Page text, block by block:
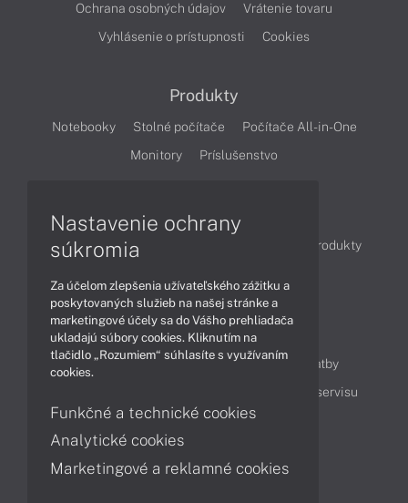
Ochrana osobných údajov
Vrátenie tovaru
Vyhlásenie o prístupnosti
Cookies
Produkty
Notebooky Stolné počítače
Počítače All-in-One
Monitory
Príslušenstvo
Články
Obchodné informácie
Produkty
Obsah
Ako nakupovať
Možnosti doručenia a platby
Cenník servisu
Kontakty
Nastavenie ochrany
súkromia
Za účelom zlepšenia užívateľského zážitku a
poskytovaných služieb na našej stránke a
marketingové účely sa do Vášho prehliadača
ukladajú súbory cookies. Kliknutím na
tlačidlo „Rozumiem“ súhlasíte s využívaním
cookies.
Funkčné a technické cookies
Analytické cookies
Marketingové a reklamné cookies